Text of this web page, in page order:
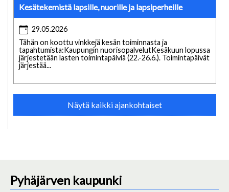
Kesätekemistä lapsille, nuorille ja lapsiperheille
29.05.2026
Tähän on koottu vinkkejä kesän toiminnasta ja
tapahtumista:Kaupungin nuorisopalvelutKesäkuun lopussa
järjestetään lasten toimintapäiviä (22.-26.6.). Toimintapäivät
järjestää...
Näytä kaikki ajankohtaiset
Pyhäjärven kaupunki